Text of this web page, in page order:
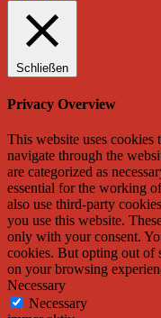
Schließen
Privacy Overview
This website uses
navigate through the
are categorized as
essential for the working
also use third-party
you use this website.
only with your consent.
cookies. But opting out of
on your browsing
Necessary
Necessary